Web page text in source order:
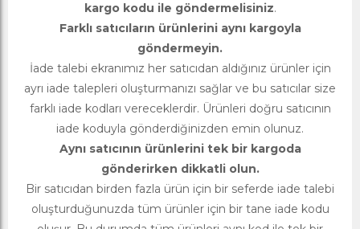
kargo kodu ile göndermelisiniz.
Farklı satıcıların ürünlerini aynı kargoyla
göndermeyin.
İade talebi ekranımız her satıcıdan aldığınız ürünler için
ayrı iade talepleri oluşturmanızı sağlar ve bu satıcılar size
farklı iade kodları vereceklerdir. Ürünleri doğru satıcının
iade koduyla gönderdiğinizden emin olunuz.
Aynı satıcının ürünlerini tek bir kargoda
gönderirken dikkatli olun.
Bir satıcıdan birden fazla ürün için bir seferde iade talebi
oluşturduğunuzda tüm ürünler için bir tane iade kodu